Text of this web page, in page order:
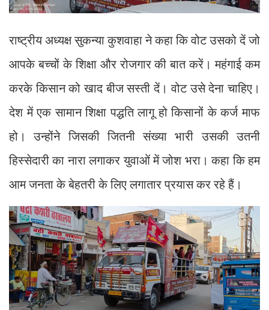
राष्ट्रीय अध्यक्ष सुकन्या कुशवाहा ने कहा कि वोट उसको दें जो
आपके बच्चों के शिक्षा और रोजगार की बात करें। महंगाई कम
करके किसान को खाद बीज सस्ती दें। वोट उसे देना चाहिए।
देश में एक सामान शिक्षा पद्धति लागू हो किसानों के कर्ज माफ
हो। उन्होंने जिसकी जितनी संख्या भारी उसकी उतनी
हिस्सेदारी का नारा लगाकर युवाओं में जोश भरा। कहा कि हम
आम जनता के बेहतरी के लिए लगातार प्रयास कर रहे हैं।